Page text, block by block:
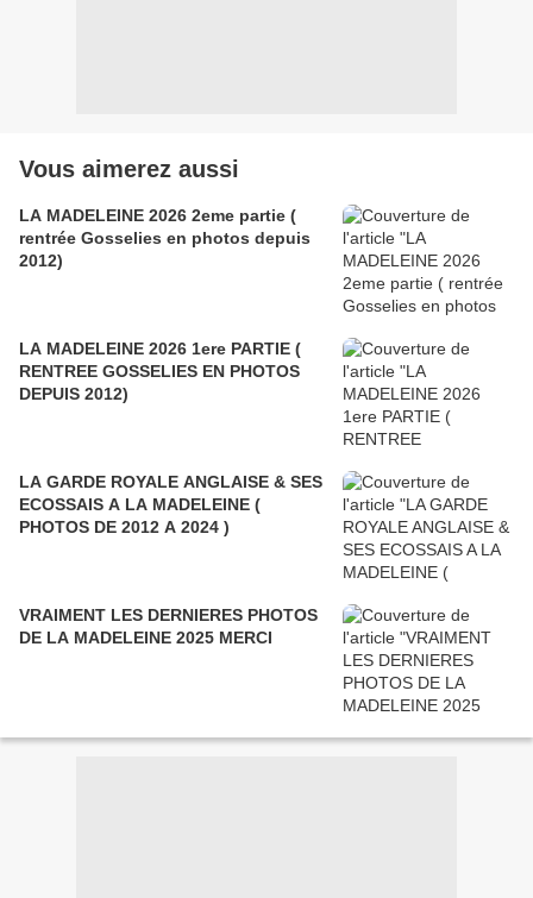
Vous aimerez aussi
LA MADELEINE 2026 2eme partie (
rentrée Gosselies en photos depuis
2012)
LA MADELEINE 2026 1ere PARTIE (
RENTREE GOSSELIES EN PHOTOS
DEPUIS 2012)
LA GARDE ROYALE ANGLAISE & SES
ECOSSAIS A LA MADELEINE (
PHOTOS DE 2012 A 2024 )
VRAIMENT LES DERNIERES PHOTOS
DE LA MADELEINE 2025 MERCI